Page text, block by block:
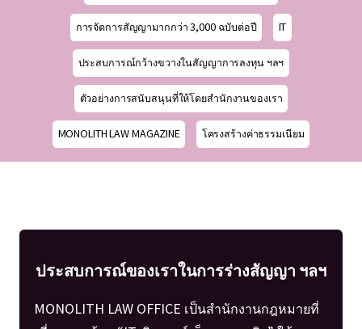
การจัดการสัญญามากกว่า 3,000 ฉบับต่อปี IT
ประสบการณ์กว้างขวางในสัญญาการลงทุน ฯลฯ
ตัวอย่างการสนับสนุนที่ให้โดยสำนักงานของเรา
MONOLITH LAW MAGAZINE โครงสร้างค่าธรรมเนียม
ประสบการณ์ของเราในการร่างสัญญา ฯลฯ
MONOLITH LAW OFFICE เป็นสำนักงานกฎหมายที่